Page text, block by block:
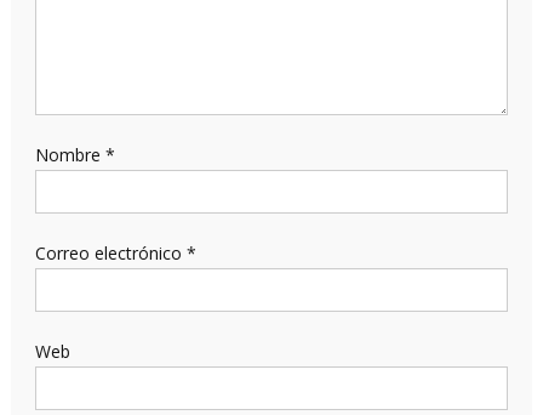
Nombre *
Correo electrónico *
Web